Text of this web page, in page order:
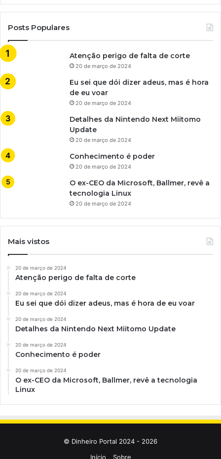
Posts Populares
Atenção perigo de falta de corte
20 de março de 2024
Eu sei que dói dizer adeus, mas é hora
de eu voar
20 de março de 2024
Detalhes da Nintendo Next Miitomo
Update
20 de março de 2024
Conhecimento é poder
20 de março de 2024
O ex-CEO da Microsoft, Ballmer, revê a
tecnologia Linux
20 de março de 2024
Mais vistos
20 de março de 2024
Atenção perigo de falta de corte
20 de março de 2024
Eu sei que dói dizer adeus, mas é hora de eu voar
20 de março de 2024
Detalhes da Nintendo Next Miitomo Update
20 de março de 2024
Conhecimento é poder
20 de março de 2024
O ex-CEO da Microsoft, Ballmer, revê a tecnologia
Linux
© Dinheiro Portal 2024 - 2026
Início
Sobre